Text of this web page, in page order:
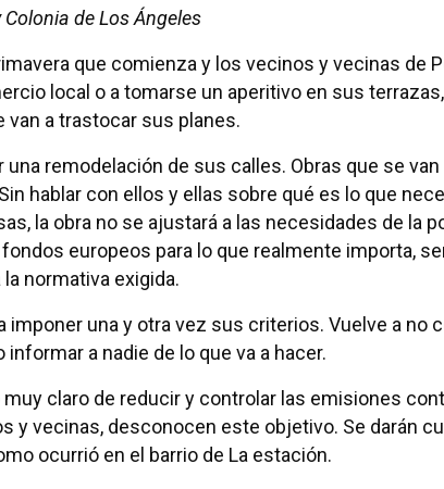
de Los Ángeles
que comienza y los vecinos y vecinas de
local o a tomarse un aperitivo en sus
a trastocar sus planes.
remodelación de sus calles. Obras que se van
hablar con ellos y ellas sobre qué es lo que
la obra no se ajustará a las necesidades de la
europeos para lo que realmente importa,
normativa exigida.
imponer una y otra vez sus criterios. Vuelve a no
a nadie de lo que va a hacer.
claro de reducir y controlar las emisiones
y vecinas, desconocen este objetivo. Se darán
ocurrió en el barrio de La estación.